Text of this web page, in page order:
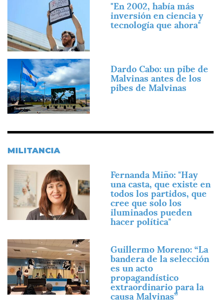
"En 2002, había más
inversión en ciencia y
tecnología que ahora"
Imagen
Dardo Cabo: un pibe de
Malvinas antes de los
pibes de Malvinas
MILITANCIA
Imagen
Fernanda Miño: "Hay
una casta, que existe en
todos los partidos, que
cree que solo los
iluminados pueden
hacer política"
Imagen
Guillermo Moreno: “La
bandera de la selección
es un acto
propagandístico
extraordinario para la
causa Malvinas”